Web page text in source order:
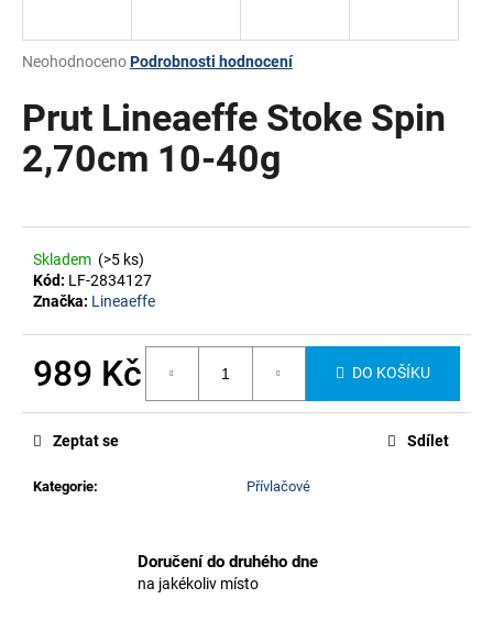
Průměrné
produktu
je
0,0
z
NeohodnocenoPodrobnosti hodnocení
Prut Lineaeffe Stoke Spin
2,70cm 10-40g
Skladem (>5 ks)
Kód: LF-2834127
Značka: Lineaeffe
989 Kč DO KOŠÍKU
Kategorie: Přívlačové
Zeptat se Sdílet
Doručení do druhého dne
na jakékoliv místo
j
t
?